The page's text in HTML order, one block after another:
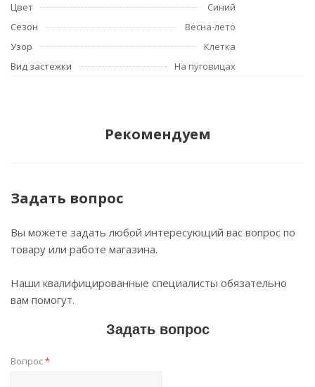
Цвет
Синий
Сезон
Весна-лето
Узор
Клетка
Вид застежки
На пуговицах
Рекомендуем
Задать вопрос
Вы можете задать любой интересующий вас вопрос по
товару или работе магазина.
Наши квалифицированные специалисты обязательно
вам помогут.
Задать вопрос
Вопрос*